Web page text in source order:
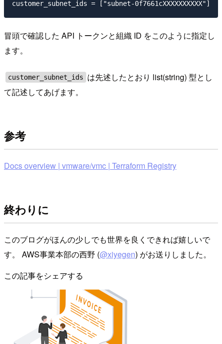
冒頭で確認した API トークンと組織 ID をこのように指定し
ます。
customer_subnet_ids
は先述したとおり list(string) 型とし
て記述してあげます。
参考
Docs overview | vmware/vmc | Terraform Registry
終わりに
このブログがほんの少しでも世界を良くできれば嬉しいで
す。 AWS事業本部の西野 (@xiyegen) がお送りしました。
この記事をシェアする